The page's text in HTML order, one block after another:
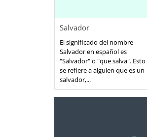
Salvador
El significado del nombre
Salvador en español es
"Salvador" o "que salva". Esto
se refiere a alguien que es un
salvador,...